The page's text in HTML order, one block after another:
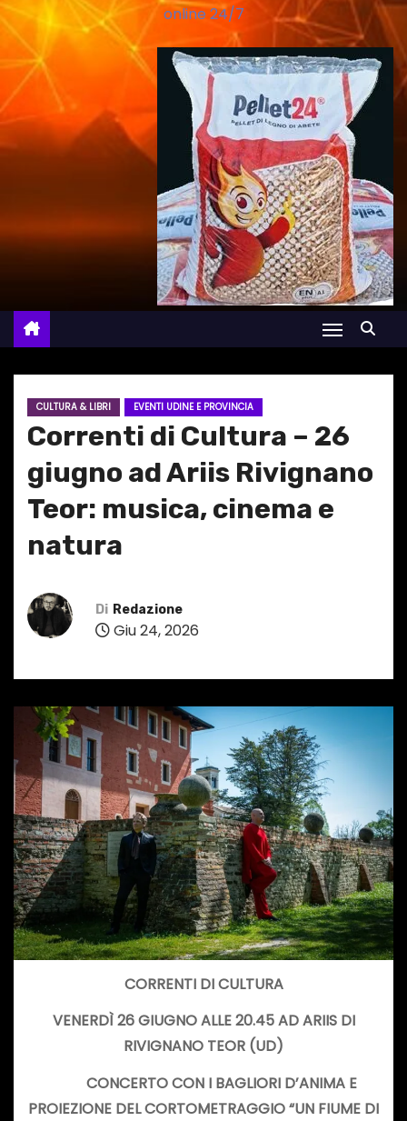
online 24/7
CULTURA & LIBRI EVENTI UDINE E PROVINCIA
Correnti di Cultura – 26
giugno ad Ariis Rivignano
Teor: musica, cinema e
natura
Di Redazione
Giu 24, 2026
CORRENTI DI CULTURA
VENERDÌ 26 GIUGNO ALLE 20.45 AD ARIIS DI
RIVIGNANO TEOR (UD)
CONCERTO CON I BAGLIORI D’ANIMA E
PROIEZIONE DEL CORTOMETRAGGIO “UN FIUME DI